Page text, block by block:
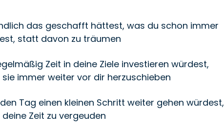
das geschafft hättest, was du schon immer
statt davon zu träumen
Zeit in deine Ziele investieren würdest,
immer weiter vor dir herzuschieben
Tag einen kleinen Schritt weiter gehen würdest,
Zeit zu vergeuden